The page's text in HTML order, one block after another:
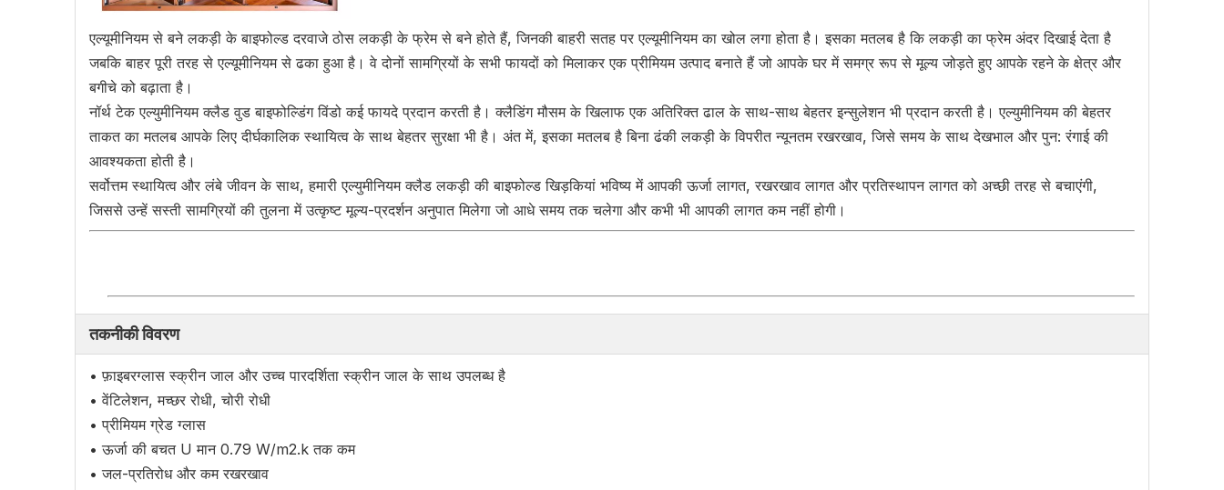
एल्यूमीनियम से बने लकड़ी के बाइफोल्ड दरवाजे ठोस लकड़ी के फ्रेम से बने होते हैं, जिनकी बाहरी सतह पर एल्यूमीनियम का खोल लगा होता है। इसका मतलब है कि लकड़ी का फ्रेम अंदर दिखाई देता है
जबकि बाहर पूरी तरह से एल्यूमीनियम से ढका हुआ है। वे दोनों सामग्रियों के सभी फायदों को मिलाकर एक प्रीमियम उत्पाद बनाते हैं जो आपके घर में समग्र रूप से मूल्य जोड़ते हुए आपके रहने के क्षेत्र और
बगीचे को बढ़ाता है।
नॉर्थ टेक एल्युमीनियम क्लैड वुड बाइफोल्डिंग विंडो कई फायदे प्रदान करती है। क्लैडिंग मौसम के खिलाफ एक अतिरिक्त ढाल के साथ-साथ बेहतर इन्सुलेशन भी प्रदान करती है। एल्युमीनियम की बेहतर
ताकत का मतलब आपके लिए दीर्घकालिक स्थायित्व के साथ बेहतर सुरक्षा भी है। अंत में, इसका मतलब है बिना ढंकी लकड़ी के विपरीत न्यूनतम रखरखाव, जिसे समय के साथ देखभाल और पुन: रंगाई की
आवश्यकता होती है।
सर्वोत्तम स्थायित्व और लंबे जीवन के साथ, हमारी एल्युमीनियम क्लैड लकड़ी की बाइफोल्ड खिड़कियां भविष्य में आपकी ऊर्जा लागत, रखरखाव लागत और प्रतिस्थापन लागत को अच्छी तरह से बचाएंगी,
जिससे उन्हें सस्ती सामग्रियों की तुलना में उत्कृष्ट मूल्य-प्रदर्शन अनुपात मिलेगा जो आधे समय तक चलेगा और कभी भी आपकी लागत कम नहीं होगी।
तकनीकी विवरण
• फ़ाइबरग्लास स्क्रीन जाल और उच्च पारदर्शिता स्क्रीन जाल के साथ उपलब्ध है
• वेंटिलेशन, मच्छर रोधी, चोरी रोधी
• प्रीमियम ग्रेड ग्लास
• ऊर्जा की बचत U मान 0.79 W/m2.k तक कम
• जल-प्रतिरोध और कम रखरखाव